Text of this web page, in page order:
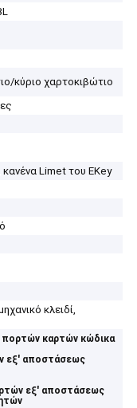
κύριο χαρτοκιβώτιο
κανένα Limet του EKey
κλειδί,
πορτών καρτών κώδικα
εξ' αποστάσεως
εξ' αποστάσεως